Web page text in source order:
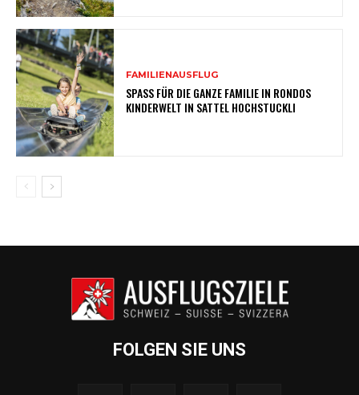
FAMILIENAUSFLUG
SPASS FÜR DIE GANZE FAMILIE IN RONDOS
KINDERWELT IN SATTEL HOCHSTUCKLI
FOLGEN SIE UNS